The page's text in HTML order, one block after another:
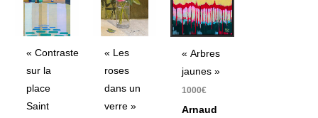
« Contraste
sur la
place
Saint
« Les
roses
dans un
verre »
« Arbres
jaunes »
1000€
Arnaud